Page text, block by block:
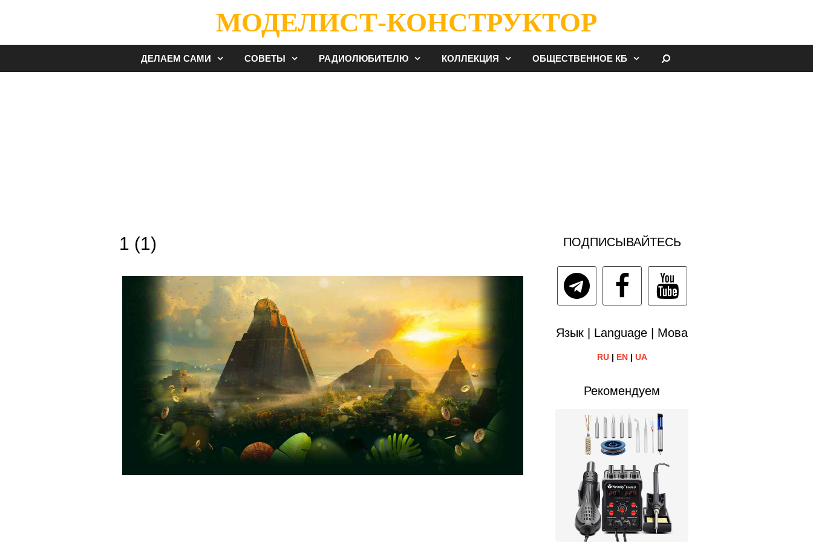
МОДЕЛИСТ-КОНСТРУКТОР
ДЕЛАЕМ САМИ СОВЕТЫ РАДИОЛЮБИТЕЛЮ КОЛЛЕКЦИЯ ОБЩЕСТВЕННОЕ КБ
1 (1) ПОДПИСЫВАЙТЕСЬ
Язык | Language | Мова
RU| EN| UA
Рекомендуем